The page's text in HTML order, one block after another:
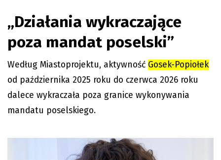
„Działania wykraczające
poza mandat poselski”
Według Miastoprojektu, aktywność Gosek-Popiołek
od października 2025 roku do czerwca 2026 roku
dalece wykraczała poza granice wykonywania
mandatu poselskiego.